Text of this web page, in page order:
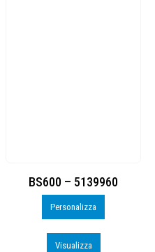
BS600 – 5139960
Personalizza
Visualizza